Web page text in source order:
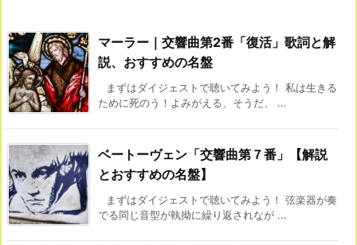
マーラー｜交響曲第2番「復活」歌詞と解
説、おすすめの名盤
まずはダイジェストで聴いてみよう！ 私は生きる
ために死のう！よみがえる、そうだ、 ...
ベートーヴェン「交響曲第７番」【解説
とおすすめの名盤】
まずはダイジェストで聴いてみよう！ 弦楽器が奏
でる同じ音型が執拗に繰り返されなが ...